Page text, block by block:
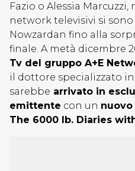
Fazio o Alessia
network televisivi si
Nowzardan fino alla
finale. A metà dicembre
Tv del gruppo A+E
il dottore specializzato
sarebbe arrivato in
emittente con un
The 6000 lb. Diaries